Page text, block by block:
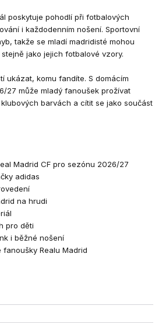
poskytuje pohodlí při fotbalových
i každodenním nošení. Sportovní
takže se mladí madridisté mohou
jako jejich fotbalové vzory.
ukázat, komu fandíte. S domácím
27 může mladý fanoušek prožívat
barvách a cítit se jako součást
Madrid CF pro sezónu 2026/27
adidas
na hrudi
pro děti
i běžné nošení
Realu Madrid